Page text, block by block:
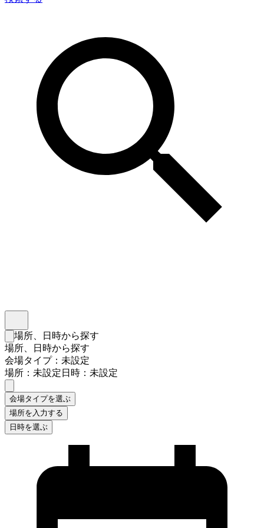
検索フォームを閉じる
場所、日時から探す
場所、日時から探す
会場タイプ：未設定
場所：未設定日時：未設定
会場タイプを選ぶ
場所を入力する
日時を選ぶ